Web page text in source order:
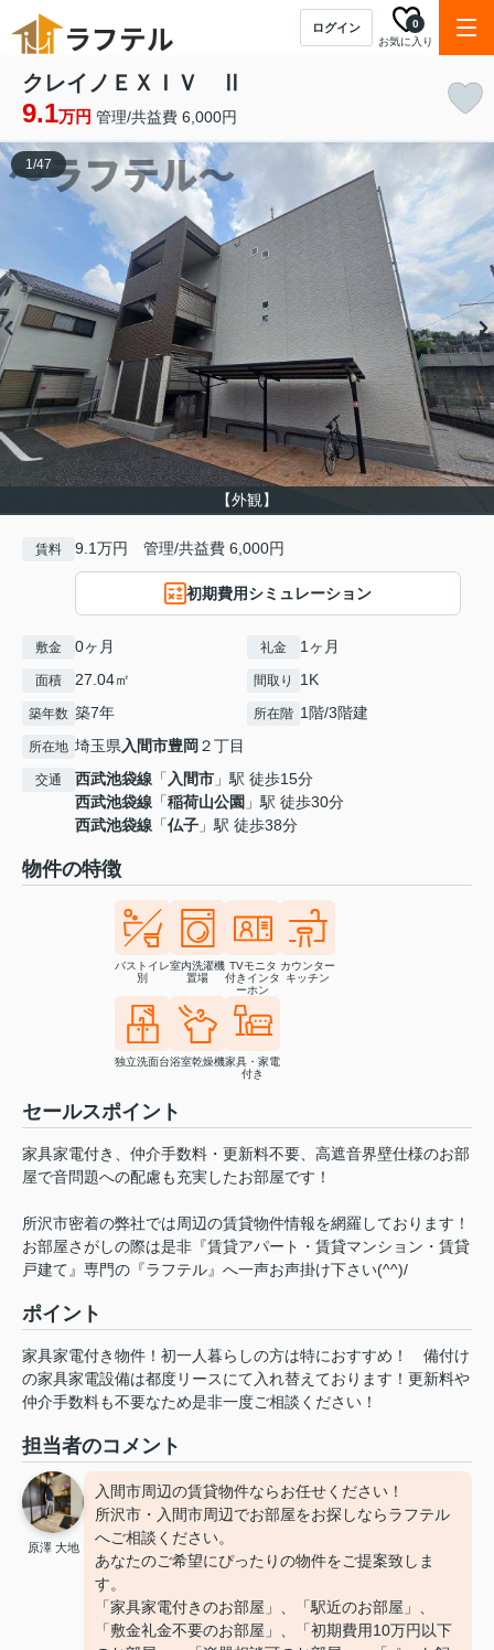
ログイン
お気に入り
0
クレイノＥＸＩＶ Ⅱ
9.1万円 管理/共益費 6,000円
【外観】
1/47
賃料 9.1万円 管理/共益費 6,000円
初期費用シミュレーション
敷金 0ヶ月 礼金 1ヶ月
面積 27.04㎡ 間取り 1K
築年数 築7年 所在階 1階/3階建
所在地 埼玉県入間市豊岡 ２丁目
交通 西武池袋線 「入間市 」駅 徒歩15分
西武池袋線 「稲荷山公園 」駅 徒歩30分
西武池袋線 「仏子 」駅 徒歩38分
物件の特徴
バストイレ
別
室内洗濯機
置場
TVモニタ
付きインタ
ーホン
カウンター
キッチン
独立洗面台浴室乾燥機家具・家電
付き
セールスポイント
家具家電付き、仲介手数料・更新料不要、高遮音界壁仕様のお部
屋で音問題への配慮も充実したお部屋です！
所沢市密着の弊社では周辺の賃貸物件情報を網羅しております！
お部屋さがしの際は是非『賃貸アパート・賃貸マンション・賃貸
戸建て』専門の『ラフテル』へ一声お声掛け下さい(^^)/
ポイント
家具家電付き物件！初一人暮らしの方は特におすすめ！
備付け
の家具家電設備は都度リースにて入れ替えております！更新料や
仲介手数料も不要なため是非一度ご相談ください！
担当者のコメント
原澤 大地
入間市周辺の賃貸物件ならお任せください！
所沢市・入間市周辺でお部屋をお探しならラフテル
へご相談ください。
あなたのご希望にぴったりの物件をご提案致しま
す。
「家具家電付きのお部屋」、「駅近のお部屋」、
「敷金礼金不要のお部屋」、「初期費用10万円以下